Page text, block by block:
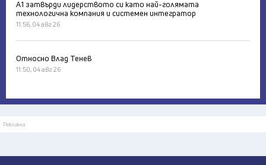
А1 затвърди лидерството си като най-голямата
технологична компания и системен интегратор
11:56, 04 авг 26
Относно Влад Тенев
11:50, 04 авг 26
Реклама